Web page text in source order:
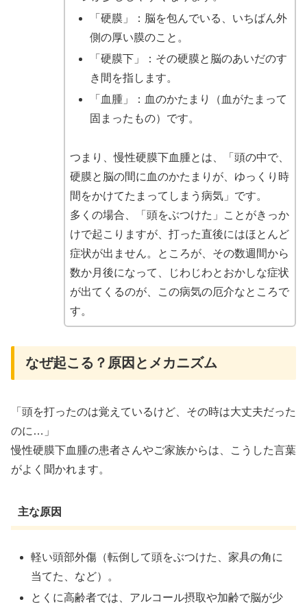
「硬膜」：脳を包んでいる、いちばん外
側の厚い膜のこと。
「硬膜下」：その硬膜と脳のあいだのす
き間を指します。
「血腫」：血のかたまり（血がたまって
固まったもの）です。
つまり、慢性硬膜下血腫とは、「頭の中で、
硬膜と脳の間に血のかたまりが、ゆっくり時
間をかけてたまってしまう病気」です。
多くの場合、「頭をぶつけた」ことがきっか
けで起こりますが、打った直後にはほとんど
症状が出ません。ところが、その数週間から
数か月後になって、じわじわとおかしな症状
が出てくるのが、この病気の厄介なところで
す。
なぜ起こる？原因とメカニズム
「頭を打ったのは覚えているけど、その時は大丈夫だった
のに…」
慢性硬膜下血腫の患者さんやご家族からは、こうした言葉
がよく聞かれます。
主な原因
軽い頭部外傷（転倒して頭をぶつけた、家具の角に
当てた、など）。
とくに高齢者では、アルコール摂取や加齢で脳が少